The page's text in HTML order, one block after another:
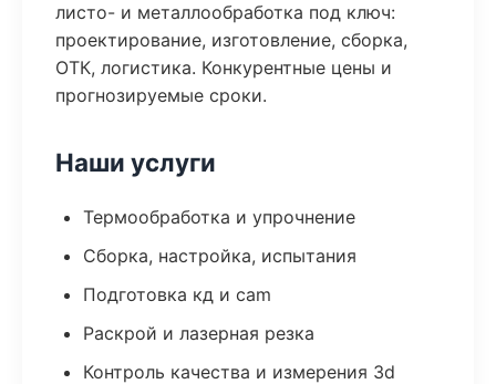
листо- и металлообработка под ключ:
проектирование, изготовление, сборка,
ОТК, логистика. Конкурентные цены и
прогнозируемые сроки.
Наши услуги
Термообработка и упрочнение
Сборка, настройка, испытания
Подготовка кд и cam
Раскрой и лазерная резка
Контроль качества и измерения 3d